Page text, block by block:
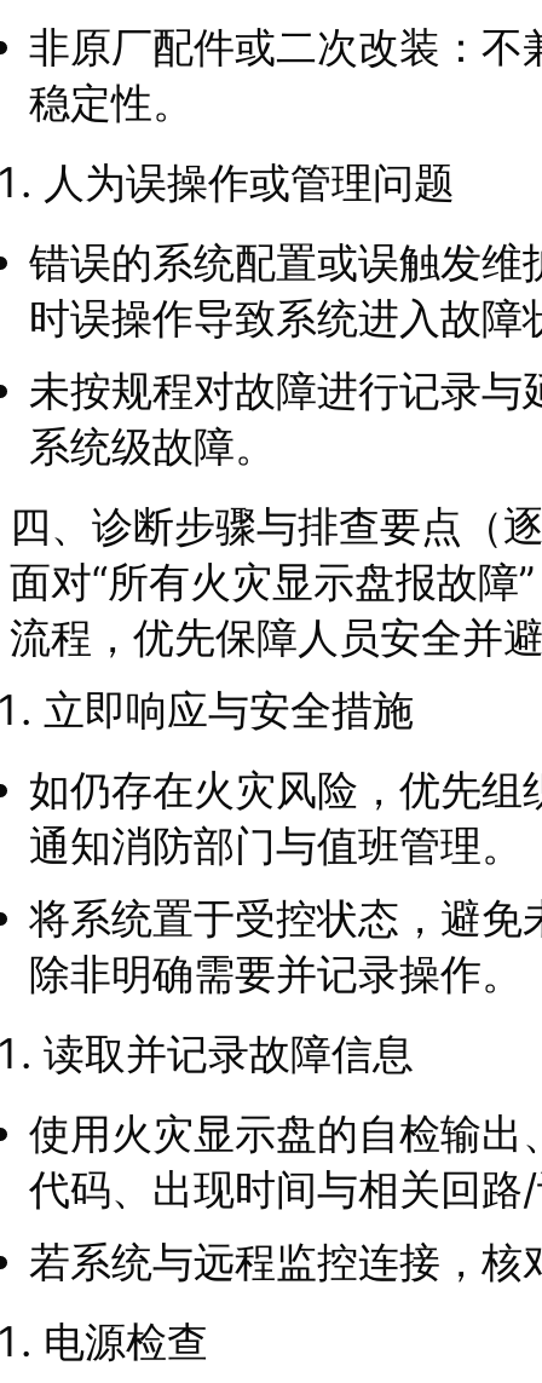
非原厂配件或二次改装：
稳定性。
人为误操作或管理问题
错误的系统配置或误触发
时误操作导致系统进入故障
未按规程对故障进行记录
系统级故障。
四、诊断步骤与排查要点（
面对“所有火灾显示盘报故障
流程，优先保障人员安全并
立即响应与安全措施
如仍存在火灾风险，优先
通知消防部门与值班管理。
将系统置于受控状态，避
除非明确需要并记录操作。
读取并记录故障信息
使用火灾显示盘的自检输
代码、出现时间与相关回路
若系统与远程监控连接，
电源检查